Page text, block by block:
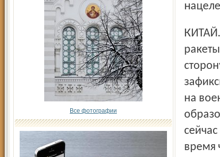
Все фотографии
КИТАЙ. Китайские военные разместили дополнительные
на
время